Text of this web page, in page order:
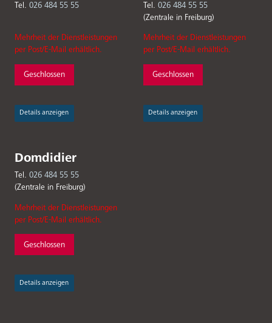
Tel. 026 484 55 55
Mehrheit der Dienstleistungen
per Post/E-Mail erhältlich.
Geschlossen
Details anzeigen
Tel. 026 484 55 55
(Zentrale in Freiburg)
Mehrheit der Dienstleistungen
per Post/E-Mail erhältlich.
Geschlossen
Details anzeigen
Domdidier
Tel. 026 484 55 55
(Zentrale in Freiburg)
Mehrheit der Dienstleistungen
per Post/E-Mail erhältlich.
Geschlossen
Details anzeigen